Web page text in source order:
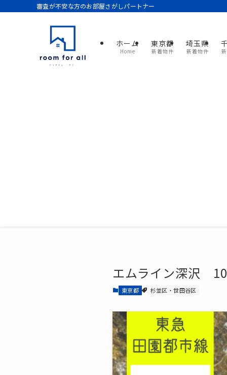
審査が不安な方のお部屋さがしパートナー
ホーム
Home
東京都
新着物件
埼玉県
新着物件
エムライン深沢
東京都 杉並区・世田谷区